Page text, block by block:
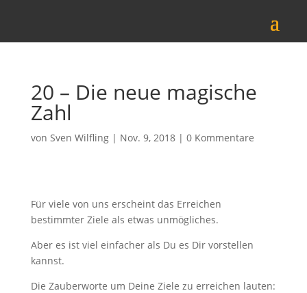
20 – Die neue magische
Zahl
von Sven Wilfling| Nov. 9, 2018| 0 Kommentare
Für viele von uns erscheint das Erreichen
bestimmter Ziele als etwas unmögliches.
Aber es ist viel einfacher als Du es Dir vorstellen
kannst.
Die Zauberworte um Deine Ziele zu erreichen lauten: